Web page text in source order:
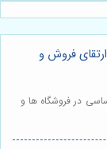
فروش و
در فروشگاه ها و